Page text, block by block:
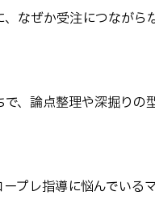
なぜか受注につながら
、論点整理や深掘りの
プレ指導に悩んでいる